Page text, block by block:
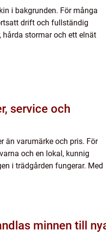
i bakgrunden. För många
drift och fullständig
hårda stormar och ett elnät
än varumärke och pris. För
och en lokal, kunnig
i trädgården fungerar. Med